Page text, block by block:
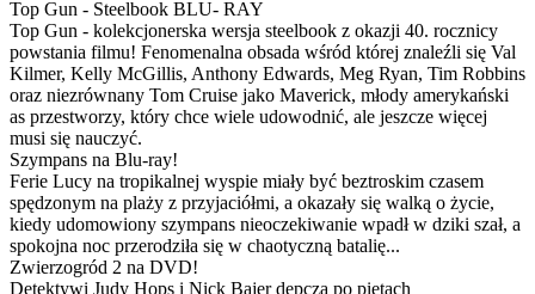
Top Gun - Steelbook BLU- RAY
Top Gun - kolekcjonerska wersja steelbook z okazji 40. rocznicy
powstania filmu! Fenomenalna obsada wśród której znaleźli się Val
Kilmer, Kelly McGillis, Anthony Edwards, Meg Ryan, Tim Robbins
oraz niezrównany Tom Cruise jako Maverick, młody amerykański
as przestworzy, który chce wiele udowodnić, ale jeszcze więcej
musi się nauczyć.
Szympans na Blu-ray!
Ferie Lucy na tropikalnej wyspie miały być beztroskim czasem
spędzonym na plaży z przyjaciółmi, a okazały się walką o życie,
kiedy udomowiony szympans nieoczekiwanie wpadł w dziki szał, a
spokojna noc przerodziła się w chaotyczną batalię...
Zwierzogród 2 na DVD!
Detektywi Judy Hops i Nick Bajer depczą po piętach